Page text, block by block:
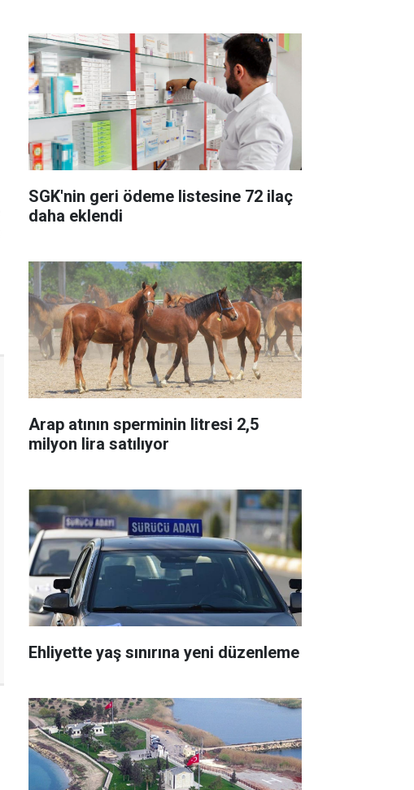
SGK'nin geri ödeme listesine 72 ilaç
daha eklendi
Arap atının sperminin litresi 2,5
milyon lira satılıyor
Ehliyette yaş sınırına yeni düzenleme